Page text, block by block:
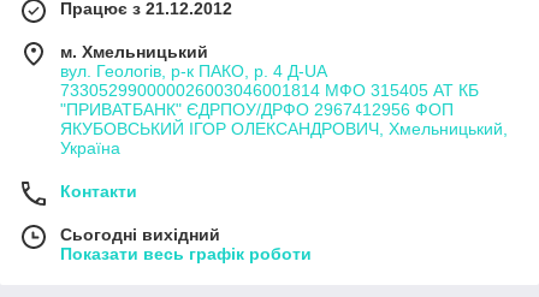
Працює з 21.12.2012
м. Хмельницький
вул. Геологів, р-к ПАКО, р. 4 Д-UA
733052990000026003046001814 МФО 315405 АТ КБ
"ПРИВАТБАНК" ЄДРПОУ/ДРФО 2967412956 ФОП
ЯКУБОВСЬКИЙ ІГОР ОЛЕКСАНДРОВИЧ, Хмельницький,
Україна
Контакти
Сьогодні вихідний
Показати весь графік роботи